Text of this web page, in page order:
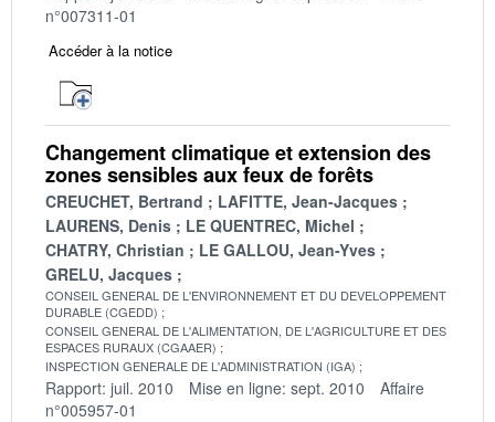
n°007311-01
Accéder à la notice
Changement climatique et extension des
zones sensibles aux feux de forêts
CREUCHET, Bertrand
LAFITTE, Jean-Jacques
LAURENS, Denis
LE QUENTREC, Michel
CHATRY, Christian
LE GALLOU, Jean-Yves
GRELU, Jacques
CONSEIL GENERAL DE L'ENVIRONNEMENT ET DU DEVELOPPEMENT
DURABLE (CGEDD)
CONSEIL GENERAL DE L'ALIMENTATION, DE L'AGRICULTURE ET DES
ESPACES RURAUX (CGAAER)
INSPECTION GENERALE DE L'ADMINISTRATION (IGA)
Rapport: juil. 2010 Mise en ligne: sept. 2010
Affaire
n°005957-01